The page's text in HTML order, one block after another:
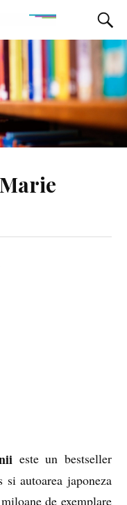
este un bestseller
si autoarea japoneza
de exemplare